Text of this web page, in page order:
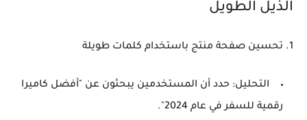
الذيل الطويل
1. تحسين صفحة منتج باستخدام كلمات طويلة
التحليل: حدد أن المستخدمين يبحثون عن "أفضل كاميرا
رقمية للسفر في عام 2024".